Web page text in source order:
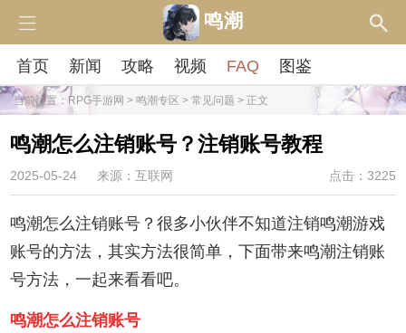
鸣潮
首页 新闻 攻略 视频 FAQ 图鉴
当前位置：RPG手游网 > 鸣潮专区 > 常见问题 > 正文
鸣潮怎么注销账号？注销账号教程
2025-05-24 来源：互联网 点击：3225
鸣潮怎么注销账号？很多小伙伴不知道注销鸣潮游戏
账号的方法，其实方法很简单，下面带来鸣潮注销账
号方法，一起来看看吧。
鸣潮怎么注销账号